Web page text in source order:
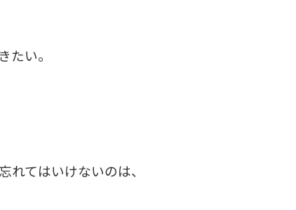
たい。
れてはいけないのは、